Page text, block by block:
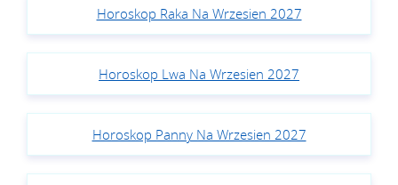
Horoskop Raka Na Wrzesien 2027
Horoskop Lwa Na Wrzesien 2027
Horoskop Panny Na Wrzesien 2027